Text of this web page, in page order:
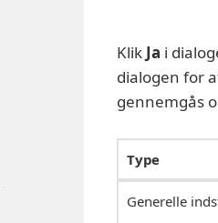
Klik Ja i
dialogen for
gennemgås
Type
Generelle